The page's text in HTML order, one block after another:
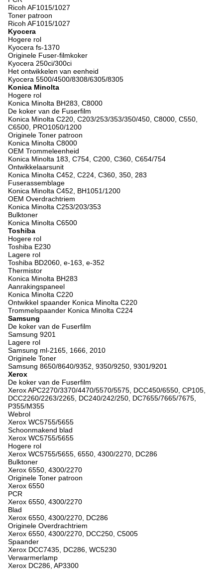
Ricoh AF1015/1027
Toner patroon
Ricoh AF1015/1027
Kyocera
Hogere rol
Kyocera fs-1370
Originele Fuser-filmkoker
Kyocera 250ci/300ci
Het ontwikkelen van eenheid
Kyocera 5500/4500/8308/6305/8305
Konica Minolta
Hogere rol
Konica Minolta BH283, C8000
De koker van de Fuserfilm
Konica Minolta C220, C203/253/353/350/450, C8000, C550,
C6500, PRO1050/1200
Originele Toner patroon
Konica Minolta C8000
OEM Trommeleenheid
Konica Minolta 183, C754, C200, C360, C654/754
Ontwikkelaarsunit
Konica Minolta C452, C224, C360, 350, 283
Fuserassemblage
Konica Minolta C452, BH1051/1200
OEM Overdrachtriem
Konica Minolta C253/203/353
Bulktoner
Konica Minolta C6500
Toshiba
Hogere rol
Toshiba E230
Lagere rol
Toshiba BD2060, e-163, e-352
Thermistor
Konica Minolta BH283
Aanrakingspaneel
Konica Minolta C220
Ontwikkel spaander Konica Minolta C220
Trommelspaander Konica Minolta C224
Samsung
De koker van de Fuserfilm
Samsung 9201
Lagere rol
Samsung ml-2165, 1666, 2010
Originele Toner
Samsung 8650/8640/9352, 9350/9250, 9301/9201
Xerox
De koker van de Fuserfilm
Xerox APC2270/3370/4470/5570/5575, DCC450/6550, CP105,
DCC2260/2263/2265, DC240/242/250, DC7655/7665/7675,
P355/M355
Webrol
Xerox WC5755/5655
Schoonmakend blad
Xerox WC5755/5655
Hogere rol
Xerox WC5755/5655, 6550, 4300/2270, DC286
Bulktoner
Xerox 6550, 4300/2270
Originele Toner patroon
Xerox 6550
PCR
Xerox 6550, 4300/2270
Blad
Xerox 6550, 4300/2270, DC286
Originele Overdrachtriem
Xerox 6550, 4300/2270, DCC250, C5005
Spaander
Xerox DCC7435, DC286, WC5230
Verwarmerlamp
Xerox DC286, AP3300